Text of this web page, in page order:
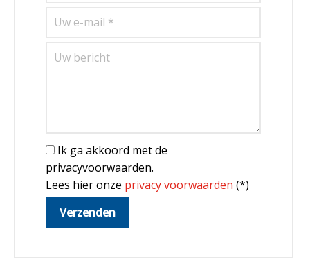
Ik ga akkoord met de
privacyvoorwaarden.
Lees hier onze privacy voorwaarden (*)